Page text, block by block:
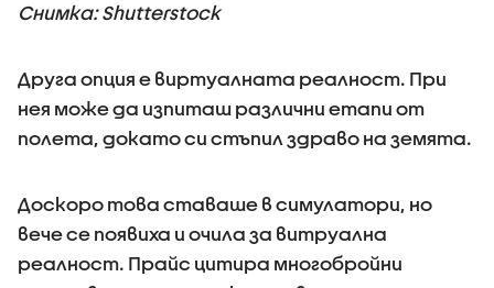
Снимка: Shutterstock
Друга опция е виртуалната реалност. При
нея може да изпиташ различни етапи от
полета, докато си стъпил здраво на земята.
Доскоро това ставаше в симулатори, но
вече се появиха и очила за витруална
реалност. Прайс цитира многобройни